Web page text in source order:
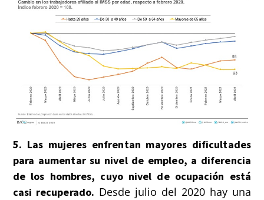
5. Las mujeres enfrentan mayores dificultades
para aumentar su nivel de empleo, a diferencia
de los hombres, cuyo nivel de ocupación está
casi recuperado. Desde julio del 2020 hay una